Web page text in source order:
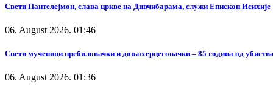
Свети Пантелејмон, слава цркве на Дивчибарама, служи Епископ Исихије
06. August 2026. 01:46
Свети мученици пребиловачки и доњохерцеговачки – 85 година од
06. August 2026. 01:36